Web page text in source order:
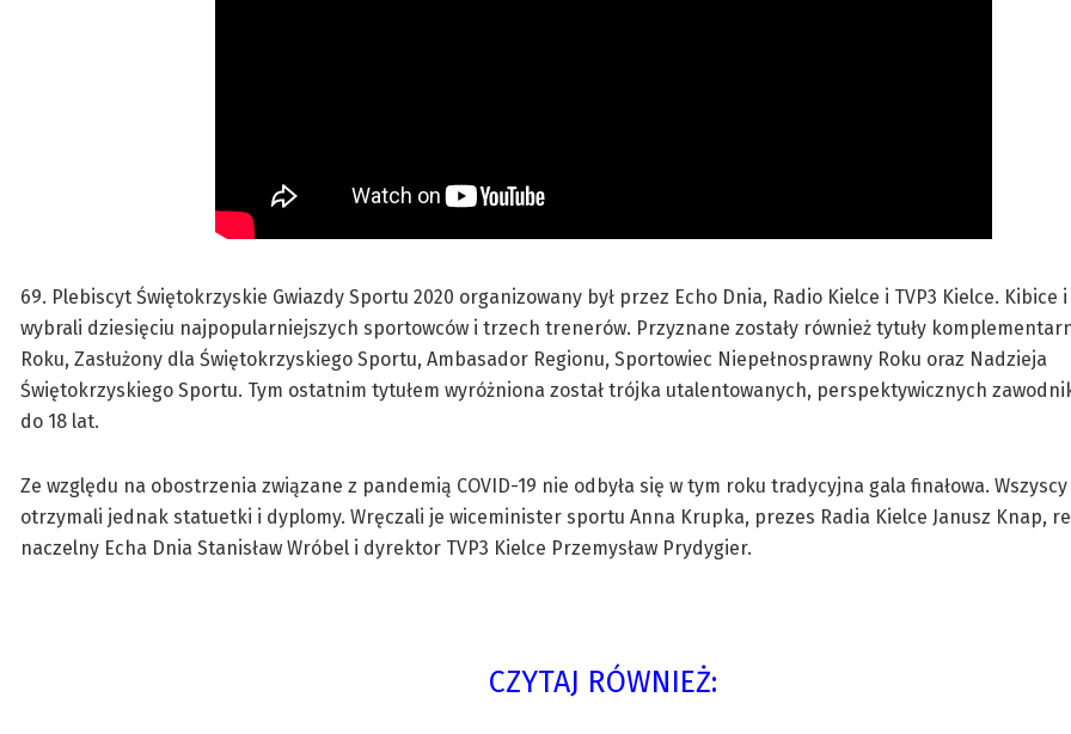
69. Plebiscyt Świętokrzyskie Gwiazdy Sportu 2020 organizowany był przez Echo Dnia, Radio Kielce i TVP3 Kielce. Kibice
wybrali dziesięciu najpopularniejszych sportowców i trzech trenerów. Przyznane zostały również tytuły
Roku, Zasłużony dla Świętokrzyskiego Sportu, Ambasador Regionu, Sportowiec Niepełnosprawny Roku oraz Nadzieja
Świętokrzyskiego Sportu. Tym ostatnim tytułem wyróżniona został trójka utalentowanych, perspektywicznych
do 18 lat.
Ze względu na obostrzenia związane z pandemią COVID-19 nie odbyła się w tym roku tradycyjna gala finałowa.
otrzymali jednak statuetki i dyplomy. Wręczali je wiceminister sportu Anna Krupka, prezes Radia Kielce Janusz Knap,
naczelny Echa Dnia Stanisław Wróbel i dyrektor TVP3 Kielce Przemysław Prydygier.
CZYTAJ RÓWNIEŻ: